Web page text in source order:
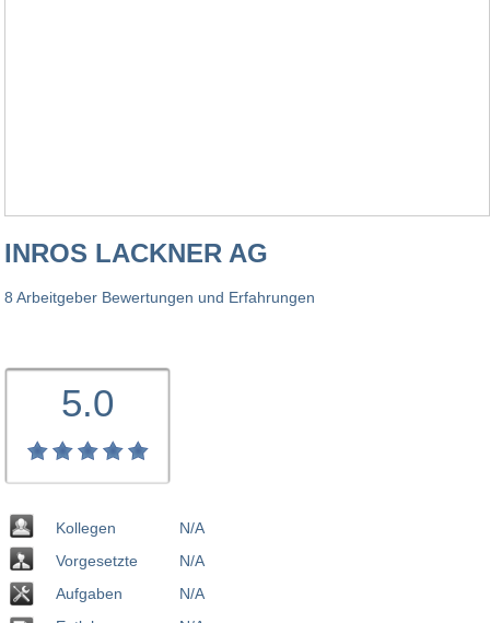
INROS LACKNER AG
8 Arbeitgeber Bewertungen und Erfahrungen
5.0
Kollegen
Vorgesetzte
Aufgaben
N/A
N/A
N/A